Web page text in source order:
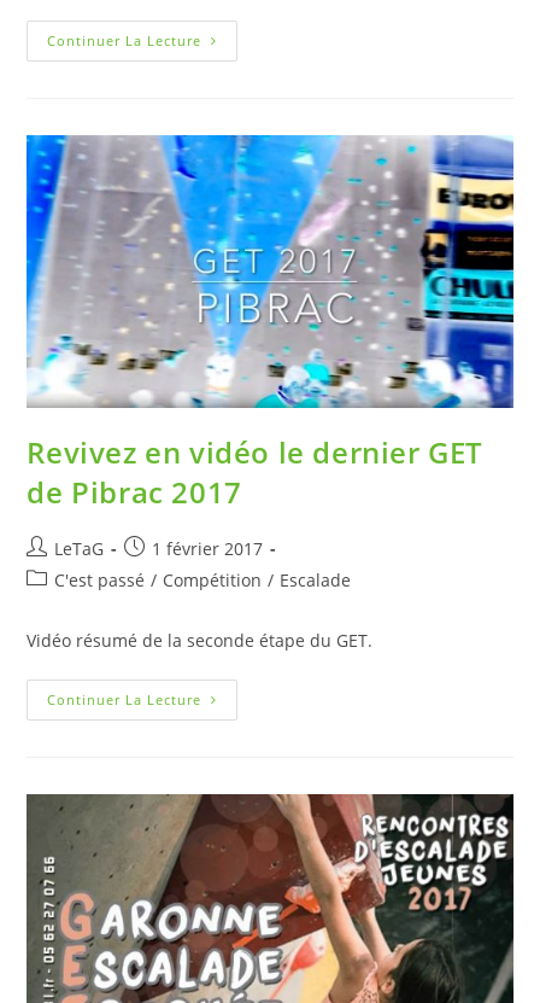
Continuer La Lecture
Revivez en vidéo le dernier GET
de Pibrac 2017
LeTaG
1 février 2017
C'est passé / Compétition / Escalade
Vidéo résumé de la seconde étape du GET.
Continuer La Lecture